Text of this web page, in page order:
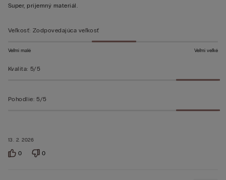
z 5
13. 2. 2026
Super, príjemný materiál.
Veľkosť: Zodpovedajúca veľkosť
Veľmi malé Veľmi veľké
Kvalita: 5/5
Pohodlie: 5/5
0 0